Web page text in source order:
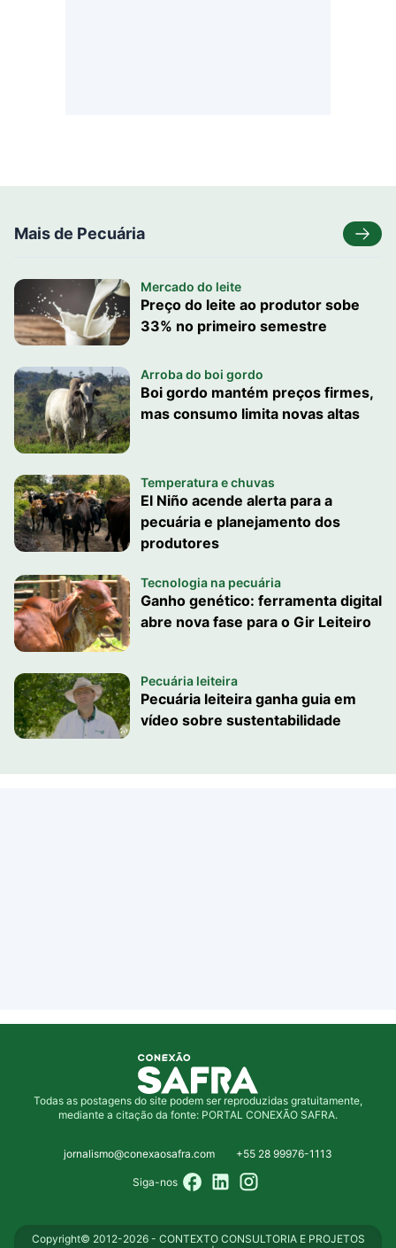
Mais de Pecuária
Mercado do leite
Preço do leite ao produtor sobe
33% no primeiro semestre
Arroba do boi gordo
Boi gordo mantém preços firmes,
mas consumo limita novas altas
Temperatura e chuvas
El Niño acende alerta para a
pecuária e planejamento dos
produtores
Tecnologia na pecuária
Ganho genético: ferramenta digital
abre nova fase para o Gir Leiteiro
Pecuária leiteira
Pecuária leiteira ganha guia em
vídeo sobre sustentabilidade
Todas as postagens do site podem ser reproduzidas gratuitamente,
mediante a citação da fonte: PORTAL CONEXÃO SAFRA.
jornalismo@conexaosafra.com +55 28 99976-1113
Siga-nos
Copyright© 2012-2026 - CONTEXTO CONSULTORIA E PROJETOS